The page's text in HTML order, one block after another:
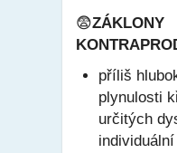
😨ZÁKLONY
příliš
plynulosti
určitých